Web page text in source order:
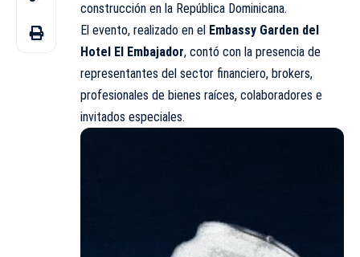
construcción en la República Dominicana.
El evento, realizado en el Embassy Garden del
Hotel El Embajador, contó con la presencia de
representantes del sector financiero, brokers,
profesionales de bienes raíces, colaboradores e
invitados especiales.